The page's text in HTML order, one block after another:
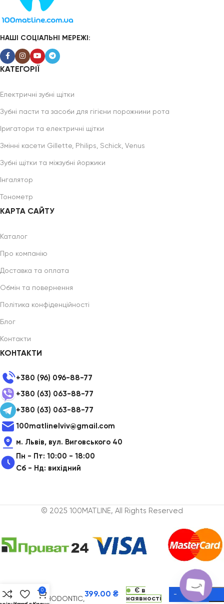
НАШІ СОЦІАЛЬНІ МЕРЕЖІ:
КАТЕГОРІЇ
Електричні зубні щітки
Зубні пасти та засоби для гігієни порожнини рота
Іригатори та електричні щітки
Змінні касети Gillette, Philips, Schick, Venus
Зубні щітки та міжзубні йоржики
Інгалятор
Тонометр
КАРТА САЙТУ
Каталог
Про компанію
Доставка та оплата
Обмін та повернення
Політика конфіденційності
Блог
Контакти
КОНТАКТИ
+380 (96) 096-88-77
+380 (63) 063-88-77
+380 (63) 063-88-77
100matlinelviv@gmail.com
м. Львів, вул. Виговського 40
Пн - Пт: 10:00 - 18:00
Сб - Нд: вихідний
© 2025 100MATLINE, All Rights Reserved
VITIS
ORTHODONTIC,
399.00 ₴
Є в
наявності
Alternative:
0